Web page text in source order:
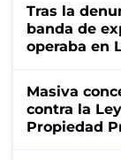
Tras la
banda de
operaba en
Masiva
contra la
Propiedad